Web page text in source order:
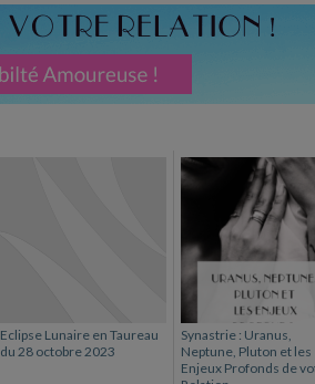
Eclipse Lunaire en Taureau
du 28 octobre 2023
Synastrie : Uranus,
Neptune, Pluton et les
Enjeux Profonds de